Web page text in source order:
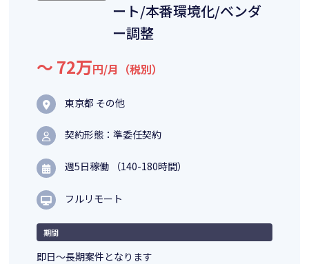
ート/本番環境化/ベンダ
ー調整
〜 72万円/月（税別）
東京都 その他
契約形態：準委任契約
週5日稼働 （140-180時間）
フルリモート
期間
即日～長期案件となります